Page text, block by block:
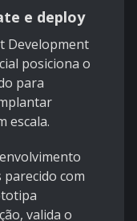
e deploy
Development
posiciona o
para
escala.
com
valida o